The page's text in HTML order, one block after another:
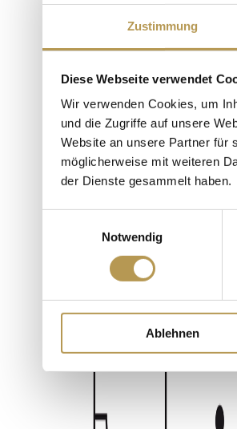
Zustimmung
Diese Webseite verwendet
Wir verwenden Cookies, um
und die Zugriffe auf unsere
Website an unsere Partner für
möglicherweise mit weiteren
der Dienste gesammelt haben.
Notwendig
Ablehnen